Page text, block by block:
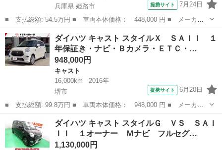
兵庫県 姫路市
提携サイト 7月24日
■ 支払総額: 54.5万円 ■ 車両本体価格： 448,000 円 ■ メーカー
名： ダイハツ ■ 車種名： キャスト ■ グレード名： スタイル
Ｇ ＳＡＩＩ ＥＴＣ バックカメラ ＴＶ クリアランスソナー
衝突被害軽減...
兵庫 姫路市 キャスト
ダイハツ キャスト スタイルＸ ＳＡＩＩ １
年保証き・ナビ・Ｂカメラ・ＥＴＣ・…
948,000円
キャスト
16,000km
2016年
堺市
提携サイト 6月20日
■ 支払総額: 99.8万円 ■ 車両本体価格： 948,000 円 ■ メーカー
名： ダイハツ ■ 車種名： キャスト ■ グレード名： スタイル
Ｘ ＳＡＩＩ １年保証き・ナビ・Ｂカメラ・ＥＴＣ・フルセグＴ
Ｖ・Ｂｌｕｅｔ...
大阪 キャスト
ダイハツ キャスト スタイルＧ ＶＳ ＳＡＩ
ＩＩ １オーナー Ｍナビ フルセグ…
1,130,000円